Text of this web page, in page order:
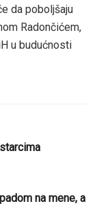
da poboljšaju
Radončićem,
u budućnosti
na mene, a